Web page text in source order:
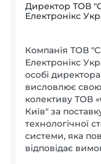
Директор ТОВ
Електронікс
Компанія ТОВ
Електронікс
особі
висловлює
колективу ТОВ
Київ" за
технологічної
системи, яка
відповідає